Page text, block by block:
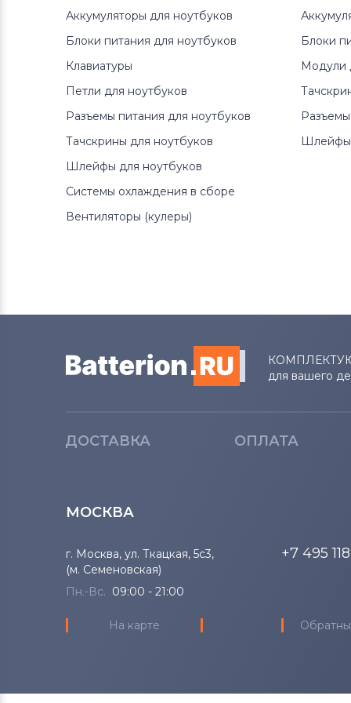
Аккумуляторы для ноутбуков
Блоки питания для ноутбуков
Клавиатуры
Петли для ноутбуков
Разъемы питания для ноутбуков
Тачскрины для ноутбуков
Шлейфы для ноутбуков
Системы охлаждения в сборе
Вентиляторы (кулеры)
Блоки
Модули
Шлейфы
для вашего
ДОСТАВКА ОПЛАТА
МОСКВА
г. Москва, ул. Ткацкая, 5с3,
(м. Семеновская)
Пн.-Вс. 09:00 - 21:00
На карте
+7 495